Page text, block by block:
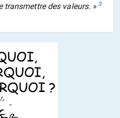
transmettre des valeurs. » 3